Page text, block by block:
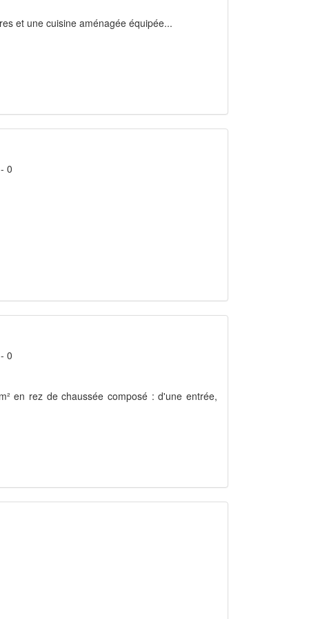
et une cuisine aménagée équipée...
0
0
en rez de chaussée composé : d'une entrée,